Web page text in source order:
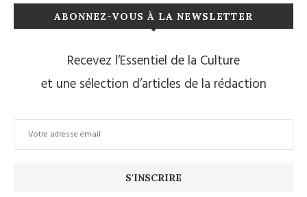
ABONNEZ-VOUS À LA NEWSLETTER
Recevez l’Essentiel de la Culture
et une sélection d’articles de la rédaction